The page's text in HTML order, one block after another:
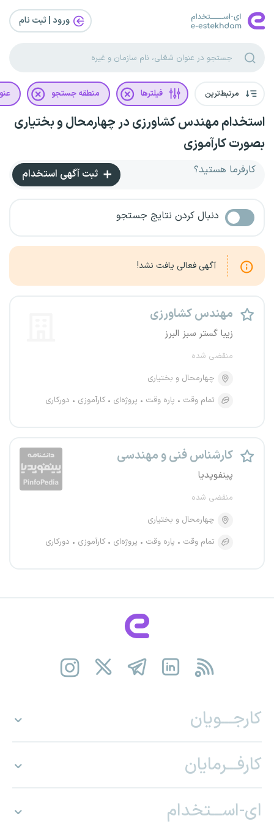
ورود | ثبت‌ نام
مرتبط‌ترین فیلترها منطقه جستجو
استخدام مهندس کشاورزی در چهارمحال و بختیاری
بصورت کارآموزی
کارفرما هستید؟ ثبت آگهی استخدام
دنبال کردن نتایج جستجو
آگهی فعالی یافت نشد!
مهندس کشاورزی
زیبا گستر سبز البرز
منقضی شده
چهارمحال و بختیاری
تمام وقت
پاره وقت پروژه‌ای کارآموزی دورکاری
کارشناس فنی و مهندسی
پینفوپدیا
منقضی شده
چهارمحال و بختیاری
تمام وقت
پاره وقت پروژه‌ای کارآموزی دورکاری
کارجـــویان
کارفـــرمایان
ای-اســـتخدام